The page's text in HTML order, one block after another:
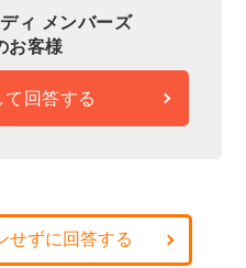
ィ メンバーズ
お客様
回答する
せずに回答する